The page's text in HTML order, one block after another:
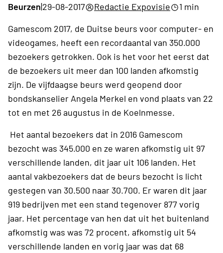
Beurzen|29-08-2017 Redactie Expovisie
1 min
Gamescom 2017, de Duitse beurs voor computer- en
videogames, heeft een recordaantal van 350.000
bezoekers getrokken. Ook is het voor het eerst dat
de bezoekers uit meer dan 100 landen afkomstig
zijn. De vijfdaagse beurs werd geopend door
bondskanselier Angela Merkel en vond plaats van 22
tot en met 26 augustus in de Koelnmesse.
Het aantal bezoekers dat in 2016 Gamescom
bezocht was 345.000 en ze waren afkomstig uit 97
verschillende landen, dit jaar uit 106 landen. Het
aantal vakbezoekers dat de beurs bezocht is licht
gestegen van 30.500 naar 30.700. Er waren dit jaar
919 bedrijven met een stand tegenover 877 vorig
jaar. Het percentage van hen dat uit het buitenland
afkomstig was was 72 procent, afkomstig uit 54
verschillende landen en vorig jaar was dat 68